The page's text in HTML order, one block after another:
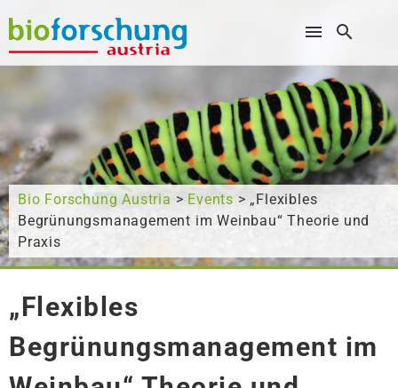
Wonach suchen Sie?
Bio Forschung Austria > Events > „Flexibles
Begrünungsmanagement im Weinbau“ Theorie und
Praxis
„Flexibles
Begrünungsmanagement im